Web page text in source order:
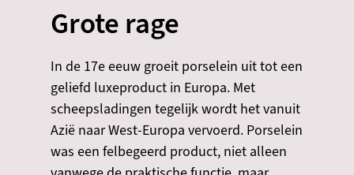
Grote rage
In de 17e eeuw groeit porselein uit tot een
geliefd luxeproduct in Europa. Met
scheepsladingen tegelijk wordt het vanuit
Azië naar West-Europa vervoerd. Porselein
was een felbegeerd product, niet alleen